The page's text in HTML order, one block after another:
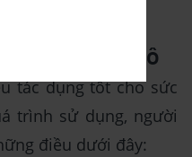
ung thư.
dụng Hà thủ ô
tác dụng tốt cho sức
trình sử dụng, người
điều dưới đây: